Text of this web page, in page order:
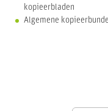
kopieerbladen
Algemene